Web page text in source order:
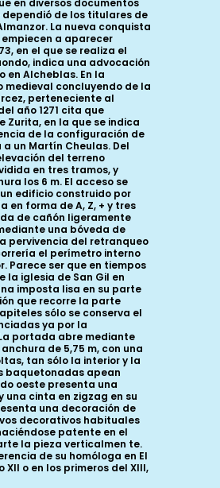
en diversos documentos
de los titulares de
La nueva conquista
empiecen a aparecer
en el que se realiza el
indica una advocación
en Alcheblas. En la
medieval concluyendo de la
perteneciente al
año 1271 cita que
Zurita, en la que se indica
de la configuración de
un Martín Cheulas. Del
del terreno
en tres tramos, y
los 6 m. El acceso se
edificio construido por
en forma de A, Z, + y tres
de cañón ligeramente
una bóveda de
pervivencia del retranqueo
el perímetro interno
Parece ser que en tiempos
la iglesia de San Gil en
imposta lisa en su parte
que recorre la parte
sólo se conserva el
ya por la
portada abre mediante
de 5,75 m, con una
tan sólo la interior y la
baquetonadas apean
oeste presenta una
cinta en zigzag en su
una decoración de
decorativos habituales
patente en el
la pieza verticalmen te.
de su homóloga en El
o en los primeros del XIII,